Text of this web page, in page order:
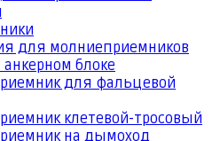
для молниеприемников
блоке
для фальцевой
клетевой-тросовый
на дымоход